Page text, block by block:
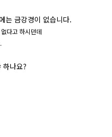
는 금강경이 없습니다.
다고 하시던데
하나요?